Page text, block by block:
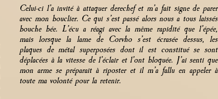
Celui-ci l’a invité à attaquer derechef et m’a fait signe de parer
avec mon bouclier. Ce qui s’est passé alors nous a tous laissés
bouche bée. L’écu a réagi avec la même rapidité que l’épée,
mais lorsque la lame de Corvho s’est écrasée dessus, les
plaques de métal superposées dont il est constitué se sont
déplacées à la vitesse de l’éclair et l’ont bloquée. J’ai senti que
mon arme se préparait à riposter et il m’a fallu en appeler à
toute ma volonté pour la retenir.